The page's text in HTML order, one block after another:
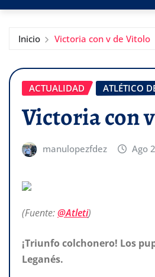
Inicio Victoria con v de Vitolo
ACTUALIDAD ATLÉTICO
Victoria con
manulopezfdez Ago
(Fuente:@Atleti)
¡Triunfo colchonero! Los
Leganés.